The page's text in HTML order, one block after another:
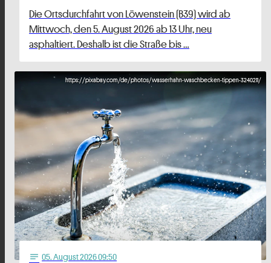
Die Ortsdurchfahrt von Löwenstein (B39) wird ab
Mittwoch, den 5. August 2026 ab 13 Uhr, neu
asphaltiert. Deshalb ist die Straße bis …
https://pixabay.com/de/photos/wasserhahn-waschbecken-tippen-3240211/
notes 05. August 2026 09:50